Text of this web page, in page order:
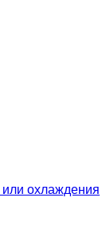
охлаждения